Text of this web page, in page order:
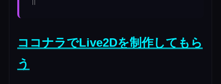
ココナラでLive2Dを制作してもら
う